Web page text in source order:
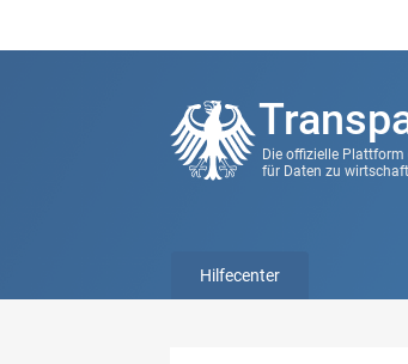
Die offizielle
für Daten zu
Hilfecenter